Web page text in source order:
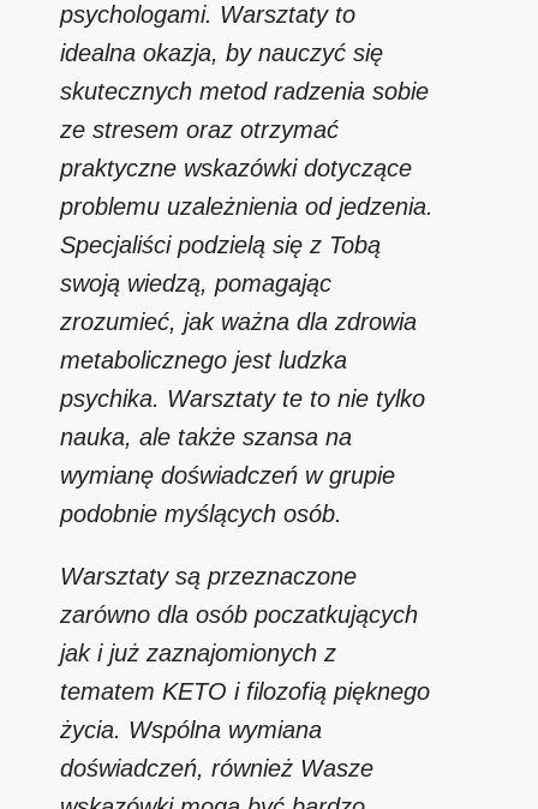
psychologami. Warsztaty to
idealna okazja, by nauczyć się
skutecznych metod radzenia sobie
ze stresem oraz otrzymać
praktyczne wskazówki dotyczące
problemu uzależnienia od jedzenia.
Specjaliści podzielą się z Tobą
swoją wiedzą, pomagając
zrozumieć, jak ważna dla zdrowia
metabolicznego jest ludzka
psychika. Warsztaty te to nie tylko
nauka, ale także szansa na
wymianę doświadczeń w grupie
podobnie myślących osób.
Warsztaty są przeznaczone
zarówno dla osób poczatkujących
jak i już zaznajomionych z
tematem KETO i filozofią pięknego
życia. Wspólna wymiana
doświadczeń, również Wasze